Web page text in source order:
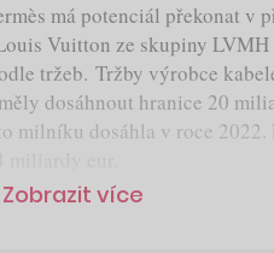
má potenciál překonat v
Vuitton ze skupiny LVMH
tržeb. Tržby výrobce
dosáhnout hranice 20
milníku dosáhla v roce
Zobrazit více